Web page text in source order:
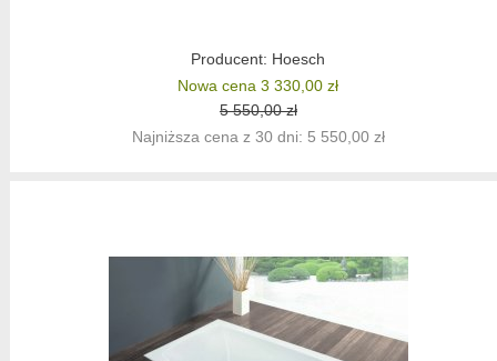
Producent: Hoesch
Nowa cena 3 330,00 zł
5 550,00 zł
Najniższa cena z 30 dni: 5 550,00 zł